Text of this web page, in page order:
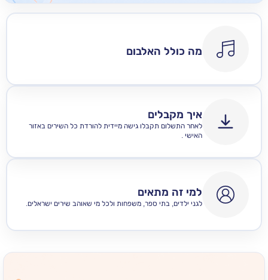
מה כולל האלבום
איך מקבלים
לאחר התשלום תקבלו גישה מיידית להורדת כל השירים באזור
למי זה מתאים
לגני ילדים, בתי ספר, משפחות ולכל מי שאוהב שירים ישראלים.